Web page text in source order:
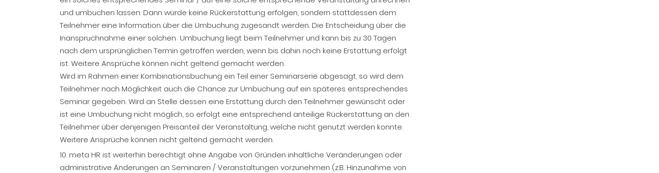
und umbuchen lassen. Dann würde keine Rückerstattung erfolgen, sondern stattdessen dem
Teilnehmer eine Information über die Umbuchung zugesandt werden. Die Entscheidung über die
Inanspruchnahme einer solchen Umbuchung liegt beim Teilnehmer und kann bis zu 30 Tagen
nach dem ursprünglichen Termin getroffen werden, wenn bis dahin noch keine Erstattung erfolgt
ist. Weitere Ansprüche können nicht geltend gemacht werden.
Wird im Rahmen einer Kombinationsbuchung ein Teil einer Seminarserie abgesagt, so wird dem
Teilnehmer nach Möglichkeit auch die Chance zur Umbuchung auf ein späteres entsprechendes
Seminar gegeben. Wird an Stelle dessen eine Erstattung durch den Teilnehmer gewünscht oder
ist eine Umbuchung nicht möglich, so erfolgt eine entsprechend anteilige Rückerstattung an den
Teilnehmer über denjenigen Preisanteil der Veranstaltung, welche nicht genutzt werden konnte.
Weitere Ansprüche können nicht geltend gemacht werden.
10. meta HR ist weiterhin berechtigt ohne Angabe von Gründen inhaltliche Veränderungen oder
administrative Änderungen an Seminaren / Veranstaltungen vorzunehmen (z.B. Hinzunahme von